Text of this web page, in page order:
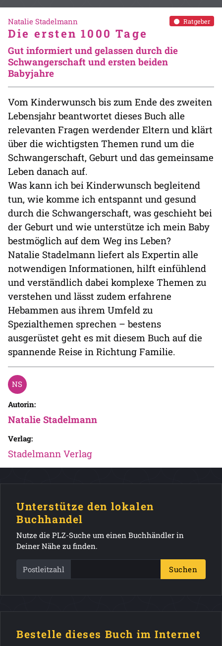
Ratgeber
Natalie Stadelmann
Die ersten 1000 Tage
Gut informiert und gelassen durch die
Schwangerschaft und ersten beiden
Babyjahre
Vom Kinderwunsch bis zum Ende des zweiten
Lebensjahr beantwortet dieses Buch alle
relevanten Fragen werdender Eltern und klärt
über die wichtigsten Themen rund um die
Schwangerschaft, Geburt und das gemeinsame
Leben danach auf.
Was kann ich bei Kinderwunsch begleitend
tun, wie komme ich entspannt und gesund
durch die Schwangerschaft, was geschieht bei
der Geburt und wie unterstütze ich mein Baby
bestmöglich auf dem Weg ins Leben?
Natalie Stadelmann liefert als Expertin alle
notwendigen Informationen, hilft einfühlend
und verständlich dabei komplexe Themen zu
verstehen und lässt zudem erfahrene
Hebammen aus ihrem Umfeld zu
Spezialthemen sprechen – bestens
ausgerüstet geht es mit diesem Buch auf die
spannende Reise in Richtung Familie.
Autorin:
Natalie Stadelmann
Verlag:
Stadelmann Verlag
Unterstütze den lokalen
Buchhandel
Nutze die PLZ-Suche um einen Buchhändler in
Deiner Nähe zu finden.
Postleitzahl Suchen
Bestelle dieses Buch im Internet